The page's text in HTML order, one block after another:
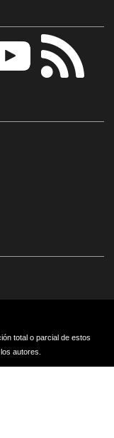
total o parcial de estos
autores.